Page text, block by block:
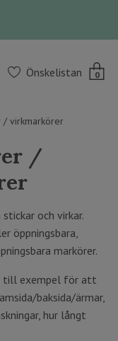
Önskelistan 0
/ virkmarkörer
/
och virkar.
öppningsbara,
markörer.
till exempel för att
baksida/ärmar,
hur långt